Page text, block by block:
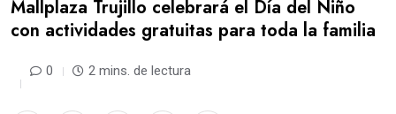
Mallplaza Trujillo celebrará el Día del Niño
con actividades gratuitas para toda la familia
0 2 mins. de lectura